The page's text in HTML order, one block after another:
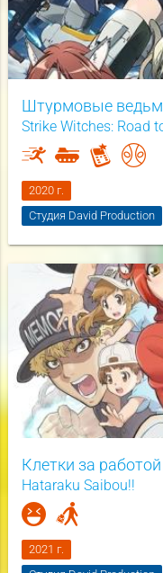
Штурмовые
Strike Witches: Road
2020 г.
Студия David Production
Клетки за
Hataraku Saibou!!
2021 г.